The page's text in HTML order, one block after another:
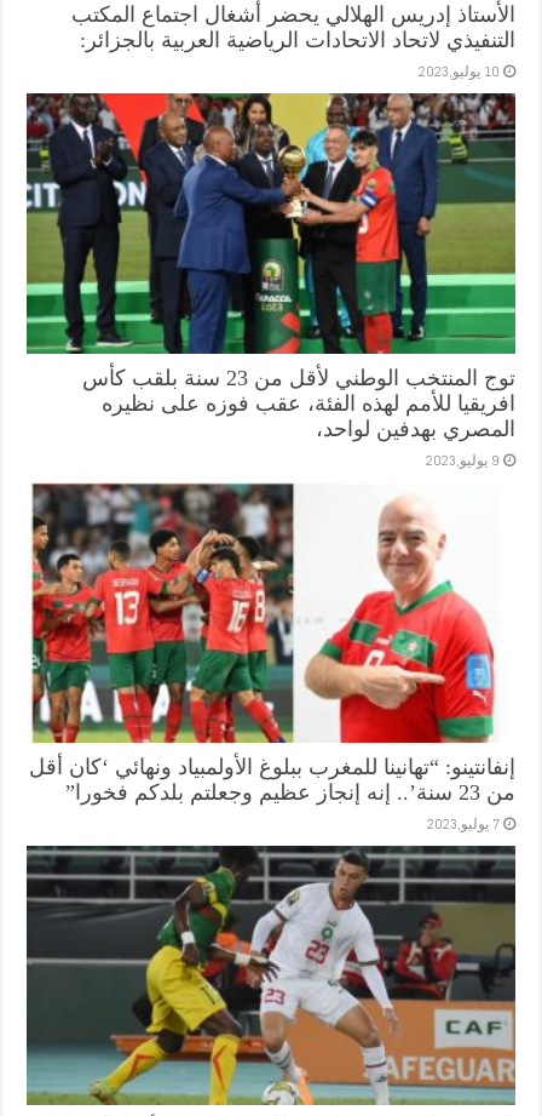
الأستاذ إدريس الهلالي يحضر أشغال اجتماع المكتب
التنفيذي لاتحاد الاتحادات الرياضية العربية بالجزائر:
10 يوليو,2023
توج المنتخب الوطني لأقل من 23 سنة بلقب كأس
افريقيا للأمم لهذه الفئة، عقب فوزه على نظيره
المصري بهدفين لواحد،
9 يوليو,2023
إنفانتينو: “تهانينا للمغرب ببلوغ الأولمبياد ونهائي ‘كان أقل
من 23 سنة’.. إنه إنجاز عظيم وجعلتم بلدكم فخورا”
7 يوليو,2023